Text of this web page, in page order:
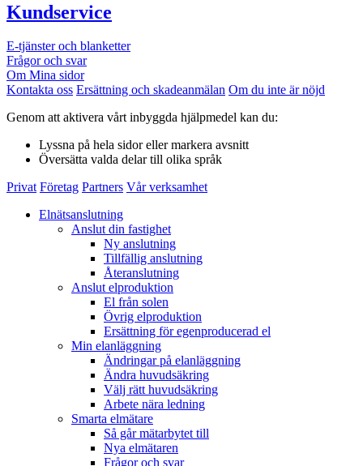
Kundservice
E-tjänster och blanketter
Frågor och svar
Om Mina sidor
Kontakta oss Ersättning och skadeanmälan Om du inte är nöjd
Genom att aktivera vårt inbyggda hjälpmedel kan du:
Lyssna på hela sidor eller markera avsnitt
Översätta valda delar till olika språk
Privat Företag Partners Vår verksamhet
Elnätsanslutning
Anslut din fastighet
Ny anslutning
Tillfällig anslutning
Återanslutning
Anslut elproduktion
El från solen
Övrig elproduktion
Ersättning för egenproducerad el
Min elanläggning
Ändringar på elanläggning
Ändra huvudsäkring
Välj rätt huvudsäkring
Arbete nära ledning
Smarta elmätare
Så går mätarbytet till
Nya elmätaren
Frågor och svar